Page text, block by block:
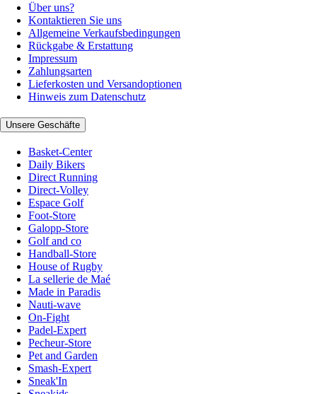
Über uns?
Kontaktieren Sie uns
Allgemeine Verkaufsbedingungen
Rückgabe & Erstattung
Impressum
Zahlungsarten
Lieferkosten und Versandoptionen
Hinweis zum Datenschutz
Unsere Geschäfte
Basket-Center
Daily Bikers
Direct Running
Direct-Volley
Espace Golf
Foot-Store
Galopp-Store
Golf and co
Handball-Store
House of Rugby
La sellerie de Maé
Made in Paradis
Nauti-wave
On-Fight
Padel-Expert
Pecheur-Store
Pet and Garden
Smash-Expert
Sneak'In